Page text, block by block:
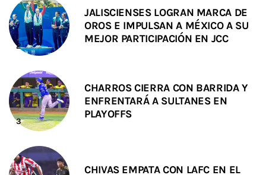
JALISCIENSES LOGRAN MARCA DE
OROS E IMPULSAN A MÉXICO A SU
MEJOR PARTICIPACIÓN EN JCC
CHARROS CIERRA CON BARRIDA Y
ENFRENTARÁ A SULTANES EN
PLAYOFFS
CHIVAS EMPATA CON LAFC EN EL